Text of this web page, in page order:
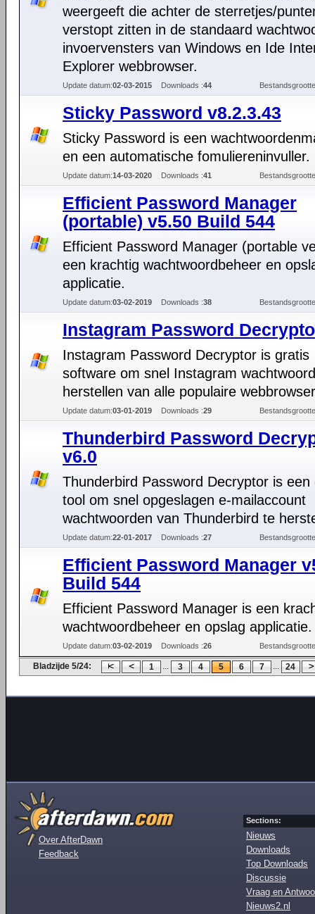
weergeeft die achter de sterretjes/
verstopt zitten in de standaard
invoervensters van Windows en Ide
Explorer webbrowser.
Update datum:02-03-2015 Downloads :44
Sticky Password v8.2.3.43
Sticky Password is een
en een automatische fomuliereninvuller.
Update datum:14-03-2020 Downloads :41
Efficient Password Manager
(portable) v5.50 Build 544
Efficient Password Manager (portable
een krachtig wachtwoordbeheer en
applicatie.
Update datum:03-02-2019 Downloads :38
Instagram Password
Instagram Password Decryptor is gratis
software om snel Instagram
herstellen van alle populaire
Update datum:03-01-2019 Downloads :29
Thunderbird Password
v6.0
Thunderbird Password Decryptor is een
tool om snel opgeslagen e-mailaccount
wachtwoorden van Thunderbird te
Update datum:22-01-2017 Downloads :27
Efficient Password Manager
Build 544
Efficient Password Manager is een
wachtwoordbeheer en opslag applicatie.
Update datum:03-02-2019 Downloads :26
Bladzijde 5/24: 1 ... 3 4 5 6 7 ... 24
Over AfterDawn
Feedback
Sections:
Nieuws
Downloads
Top Downloads
Discussie
Vraag en
Nieuws2.nl